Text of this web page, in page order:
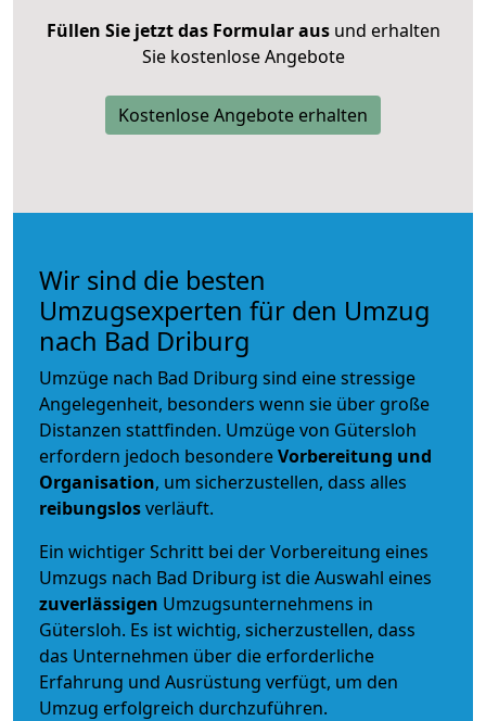
Füllen Sie jetzt das Formular ausund erhalten
Sie kostenlose Angebote
Kostenlose Angebote erhalten
Wir sind die besten
Umzugsexperten für den Umzug
nach Bad Driburg
Umzüge nach Bad Driburg sind eine stressige
Angelegenheit, besonders wenn sie über große
Distanzen stattfinden. Umzüge von Gütersloh
erfordern jedoch besondereVorbereitung und
Organisation, um sicherzustellen, dass alles
reibungslosverläuft.
Ein wichtiger Schritt bei der Vorbereitung eines
Umzugs nach Bad Driburg ist die Auswahl eines
zuverlässigen Umzugsunternehmens in
Gütersloh. Es ist wichtig, sicherzustellen, dass
das Unternehmen über die erforderliche
Erfahrung und Ausrüstung verfügt, um den
Umzug erfolgreich durchzuführen.